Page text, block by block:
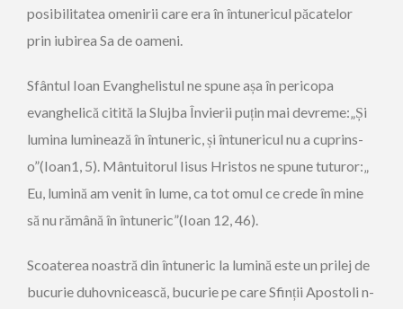
posibilitatea omenirii care era în întunericul păcatelor
prin iubirea Sa de oameni.
Sfântul Ioan Evanghelistul ne spune așa în pericopa
evanghelică citită la Slujba Învierii puțin mai devreme:„Și
lumina luminează în întuneric, și întunericul nu a cuprins-
o”(Ioan1, 5). Mântuitorul Iisus Hristos ne spune tuturor:„
Eu, lumină am venit în lume, ca tot omul ce crede în mine
să nu rămână în întuneric”(Ioan 12, 46).
Scoaterea noastră din întuneric la lumină este un prilej de
bucurie duhovnicească, bucurie pe care Sfinții Apostoli n-